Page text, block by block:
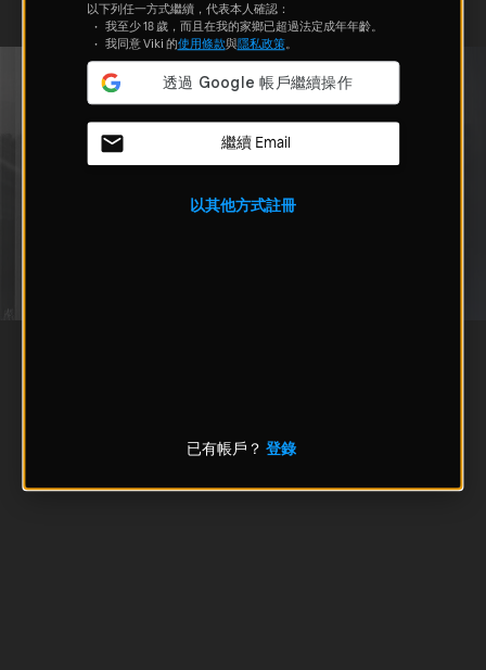
以下列任一方式繼續，代表本人確認：
我至少 18 歲，而且在我的家鄉已超過法定成年年齡。
我同意 Viki 的使用條款與隱私政策。
繼續 Email
以其他方式註冊
已有帳戶？ 登錄